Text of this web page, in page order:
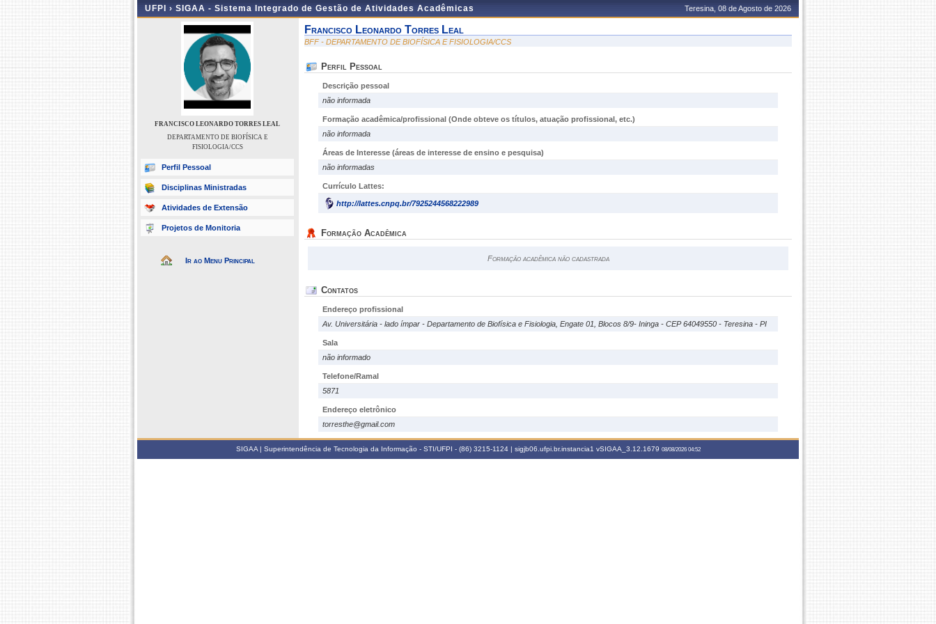
UFPI › SIGAA - Sistema Integrado de Gestão de Atividades Acadêmicas Teresina, 08 de Agosto de 2026
FRANCISCO LEONARDO TORRES LEAL
DEPARTAMENTO DE BIOFÍSICA E
FISIOLOGIA/CCS
Perfil Pessoal
Disciplinas Ministradas
Atividades de Extensão
Projetos de Monitoria
Ir ao Menu Principal
Francisco Leonardo Torres Leal
BFF - DEPARTAMENTO DE BIOFÍSICA E FISIOLOGIA/CCS
Perfil Pessoal
Descrição pessoal
não informada
Formação acadêmica/profissional (Onde obteve os títulos, atuação profissional, etc.)
não informada
Áreas de Interesse (áreas de interesse de ensino e pesquisa)
não informadas
Currículo Lattes:
http://lattes.cnpq.br/7925244568222989
Formação Acadêmica
Formação acadêmica não cadastrada
Contatos
Endereço profissional
Av. Universitária - lado ímpar - Departamento de Biofísica e Fisiologia, Engate 01, Blocos 8/9- Ininga - CEP 64049550 - Teresina - PI
Sala
não informado
Telefone/Ramal
5871
Endereço eletrônico
torresthe@gmail.com
SIGAA | Superintendência de Tecnologia da Informação - STI/UFPI - (86) 3215-1124 | sigjb06.ufpi.br.instancia1 vSIGAA_3.12.1679 08/08/2026 04:52